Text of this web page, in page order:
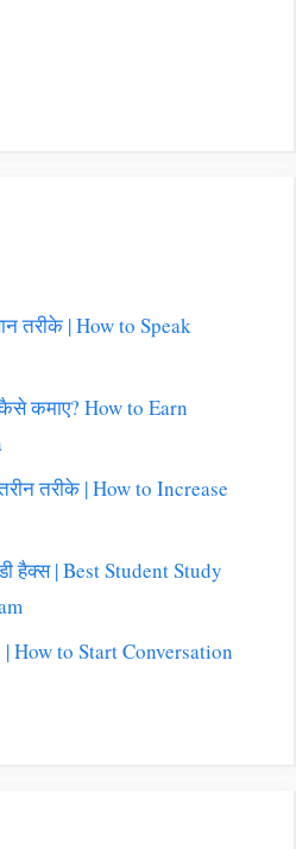
तरीके | How to Speak
कमाए? How to Earn
तरीके | How to Increase
हैक्स | Best Student Study
How to Start Conversation